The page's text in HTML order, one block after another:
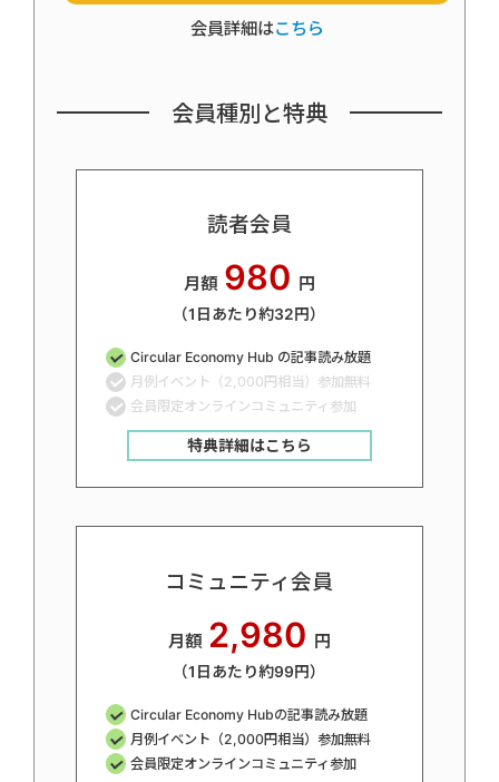
会員詳細はこちら
会員種別と特典
読者会員
月額 980 円
（1日あたり約32円）
Circular Economy Hub の記事読み放題
月例イベント（2,000円相当）参加無料
会員限定オンラインコミュニティ参加
特典詳細はこちら
コミュニティ会員
月額 2,980 円
（1日あたり約99円）
Circular Economy Hubの記事読み放題
月例イベント（2,000円相当）参加無料
会員限定オンラインコミュニティ参加